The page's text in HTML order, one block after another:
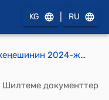
KG RU
Төрт-Күл айылдык кеңешинин 2024-жылдын 25-январындагы №6 "Убактылуу муниципалдык менчикке ѳтүп кеткен Төрт-Күл айыл Өкмөтүнүн тургундарынын жер участокторун тактоо жөнүндө" токтому
Шилтеме документтер